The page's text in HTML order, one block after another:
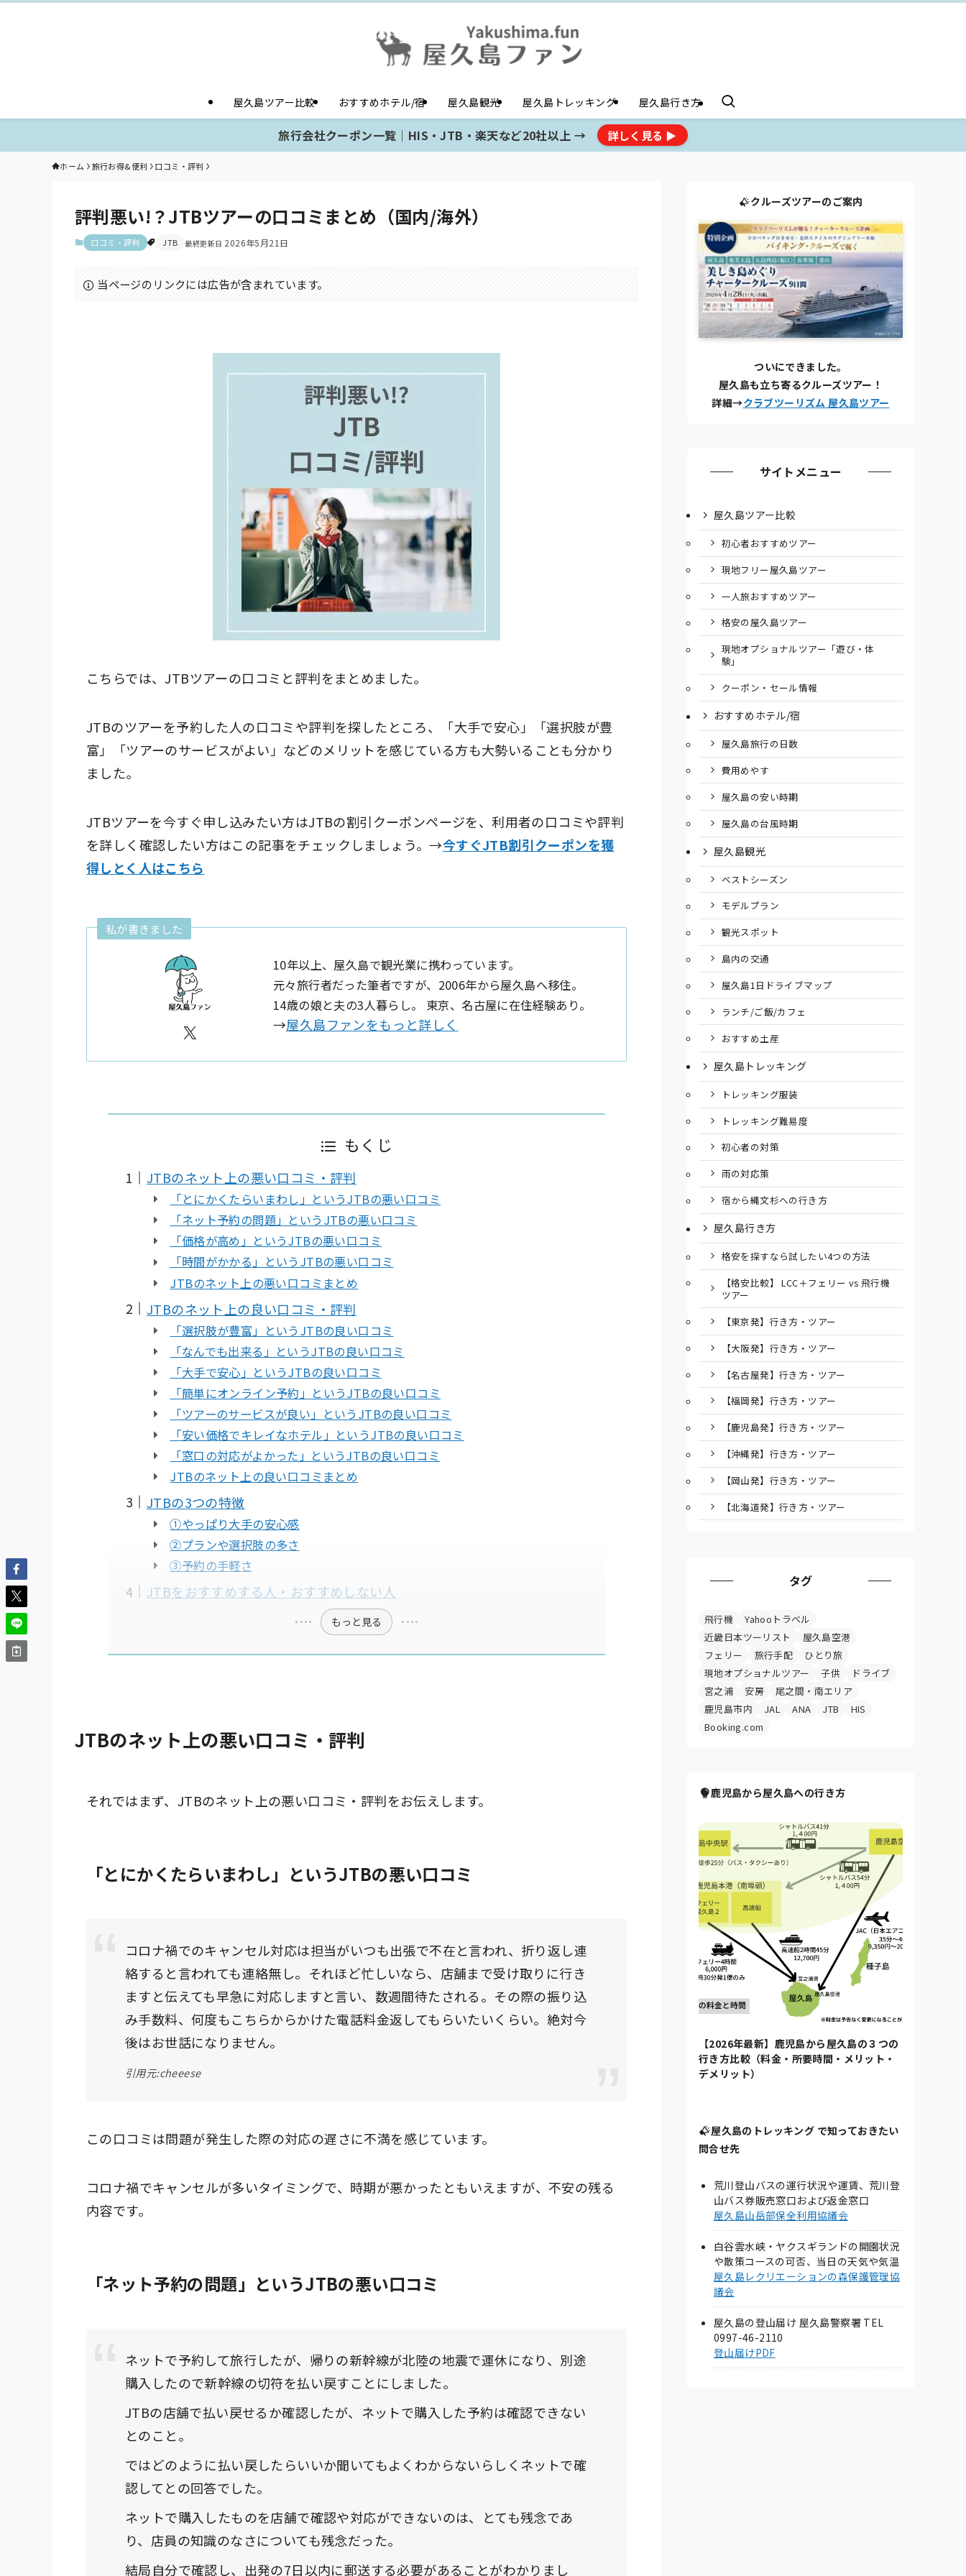
屋久島ツアー比較 おすすめホテル/宿 屋久島観光 屋久島トレッキング 屋久島行き方
旅行会社クーポン一覧｜HIS・JTB・楽天など20社以上 → 詳しく見る ▶
ホーム 旅行お得&便利 口コミ・評判
評判悪い!？JTBツアーの口コミまとめ（国内/海外）
口コミ・評判 JTB 2026年5月21日
当ページのリンクには広告が含まれています。
こちらでは、JTBツアーの口コミと評判をまとめました。
JTBのツアーを予約した人の口コミや評判を探したところ、「大手で安心」「選択肢が豊
富」「ツアーのサービスがよい」などのメリットを感じている方も大勢いることも分かり
ました。
JTBツアーを今すぐ申し込みたい方はJTBの割引クーポンページを、利用者の口コミや評判
を詳しく確認したい方はこの記事をチェックしましょう。→今すぐJTB割引クーポンを獲
得しとく人はこちら
私が書きました
X
10年以上、屋久島で観光業に携わっています。
元々旅行者だった筆者ですが、2006年から屋久島へ移住。
14歳の娘と夫の3人暮らし。 東京、名古屋に在住経験あり。
→屋久島ファンをもっと詳しく
もくじ
JTBのネット上の悪い口コミ・評判
「とにかくたらいまわし」というJTBの悪い口コミ
「ネット予約の問題」というJTBの悪い口コミ
「価格が高め」というJTBの悪い口コミ
「時間がかかる」というJTBの悪い口コミ
JTBのネット上の悪い口コミまとめ
JTBのネット上の良い口コミ・評判
「選択肢が豊富」というJTBの良い口コミ
「なんでも出来る」というJTBの良い口コミ
「大手で安心」というJTBの良い口コミ
「簡単にオンライン予約」というJTBの良い口コミ
「ツアーのサービスが良い」というJTBの良い口コミ
「安い価格でキレイなホテル」というJTBの良い口コミ
「窓口の対応がよかった」というJTBの良い口コミ
JTBのネット上の良い口コミまとめ
JTBの3つの特徴
①やっぱり大手の安心感
②プランや選択肢の多さ
③予約の手軽さ
JTBをおすすめする人・おすすめしない人
もっと見る
JTBのネット上の悪い口コミ・評判
それではまず、JTBのネット上の悪い口コミ・評判をお伝えします。
「とにかくたらいまわし」というJTBの悪い口コミ
コロナ禍でのキャンセル対応は担当がいつも出張で不在と言われ、折り返し連
絡すると言われても連絡無し。それほど忙しいなら、店舗まで受け取りに行き
ますと伝えても早急に対応しますと言い、数週間待たされる。その際の振り込
み手数料、何度もこちらからかけた電話料金返してもらいたいくらい。絶対今
後はお世話になりません。
引用元:cheeese
この口コミは問題が発生した際の対応の遅さに不満を感じています。
コロナ禍でキャンセルが多いタイミングで、時期が悪かったともいえますが、不安の残る
内容です。
「ネット予約の問題」というJTBの悪い口コミ
ネットで予約して旅行したが、帰りの新幹線が北陸の地震で運休になり、別途
購入したので新幹線の切符を払い戻すことにしました。
JTBの店舗で払い戻せるか確認したが、ネットで購入した予約は確認できない
とのこと。
ではどのように払い戻したらいいか聞いてもよくわからないらしくネットで確
認してとの回答でした。
ネットで購入したものを店舗で確認や対応ができないのは、とても残念であ
り、店員の知識のなさについても残念だった。
結局自分で確認し、出発の7日以内に郵送する必要があることがわかりまし
クルーズツアーのご案内
ついにできました。
屋久島も立ち寄るクルーズツアー！
詳細→クラブツーリズム 屋久島ツアー
サイトメニュー
屋久島ツアー比較
初心者おすすめツアー
現地フリー屋久島ツアー
一人旅おすすめツアー
格安の屋久島ツアー
現地オプショナルツアー「遊び・体
験」
クーポン・セール情報
おすすめホテル/宿
屋久島旅行の日数
費用めやす
屋久島の安い時期
屋久島の台風時期
屋久島観光
ベストシーズン
モデルプラン
観光スポット
島内の交通
屋久島1日ドライブマップ
ランチ/ご飯/カフェ
おすすめ土産
屋久島トレッキング
トレッキング服装
トレッキング難易度
初心者の対策
雨の対応策
宿から縄文杉への行き方
屋久島行き方
格安を探すなら試したい4つの方法
【格安比較】 LCC＋フェリー vs 飛行機
ツアー
【東京発】行き方・ツアー
【大阪発】行き方・ツアー
【名古屋発】行き方・ツアー
【福岡発】行き方・ツアー
【鹿児島発】行き方・ツアー
【沖縄発】行き方・ツアー
【岡山発】行き方・ツアー
【北海道発】行き方・ツアー
タグ
飛行機
Yahooトラベル
近畿日本ツーリスト
屋久島空港
フェリー
旅行手配
ひとり旅
現地オプショナルツアー
子供
ドライブ
宮之浦
安房
尾之間・南エリア
鹿児島市内
JAL ANA JTB
HIS
Booking.com
鹿児島から屋久島への行き方
【2026年最新】鹿児島から屋久島の３つの
行き方比較（料金・所要時間・メリット・
デメリット）
屋久島のトレッキング で知っておきたい
問合せ先
荒川登山バスの運行状況や運賃、荒川登
山バス券販売窓口および返金窓口
屋久島山岳部保全利用協議会
白谷雲水峡・ヤクスギランドの開園状況
や散策コースの可否、当日の天気や気温
屋久島レクリエーションの森保護管理協
議会
屋久島の登山届け 屋久島警察署 TEL
0997-46-2110
登山届けPDF